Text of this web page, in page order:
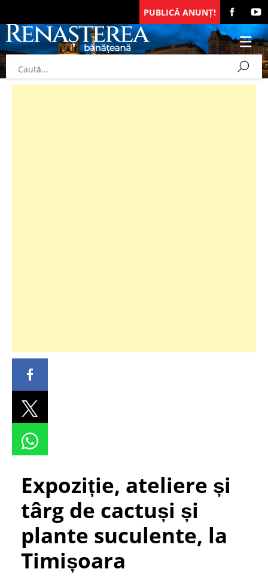
PUBLICĂ ANUNȚ!
Expoziție, ateliere și
târg de cactuși și
plante suculente, la
Timișoara